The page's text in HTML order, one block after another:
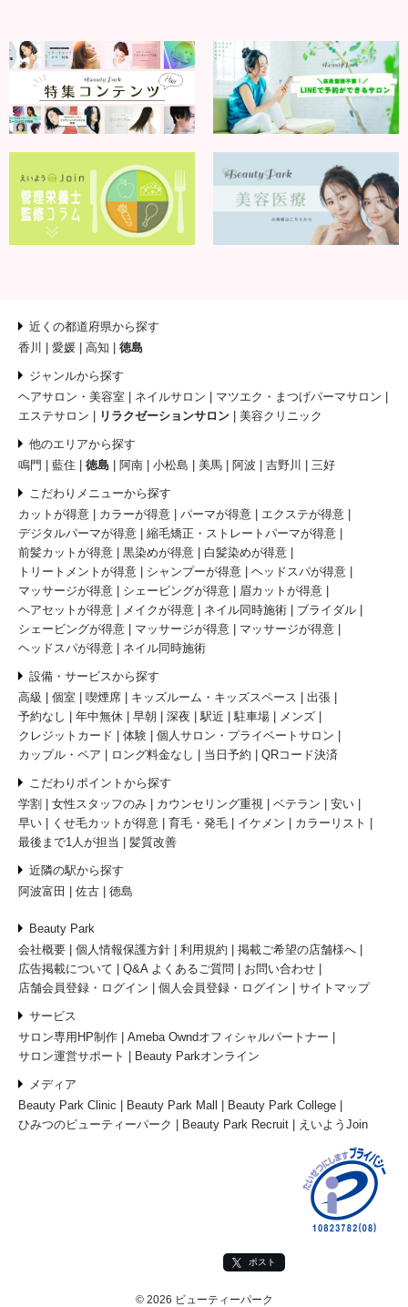
近くの都道府県から探す
香川
愛媛 高知 徳島
ジャンルから探す
ヘアサロン・美容室
ネイルサロン
マツエク・まつげパーマサロン
エステサロン
リラクゼーションサロン 美容クリニック
他のエリアから探す
鳴門
藍住 徳島 阿南 小松島 美馬 阿波 吉野川 三好
こだわりメニューから探す
カットが得意
カラーが得意 パーマが得意
エクステが得意
デジタルパーマが得意
縮毛矯正・ストレートパーマが得意
前髪カットが得意
黒染めが得意
白髪染めが得意
トリートメントが得意
シャンプーが得意
ヘッドスパが得意
マッサージが得意
シェービングが得意
眉カットが得意
ヘアセットが得意
メイクが得意 ネイル同時施術
ブライダル
シェービングが得意
マッサージが得意
マッサージが得意
ヘッドスパが得意
ネイル同時施術
設備・サービスから探す
高級
個室 喫煙席 キッズルーム・キッズスペース
出張
予約なし
年中無休 早朝 深夜 駅近 駐車場
メンズ
クレジットカード
体験
個人サロン・プライベートサロン
カップル・ペア
ロング料金なし 当日予約 QRコード決済
こだわりポイントから探す
学割
女性スタッフのみ カウンセリング重視 ベテラン
安い
早い
くせ毛カットが得意 育毛・発毛 イケメン
カラーリスト
最後まで1人が担当
髪質改善
近隣の駅から探す
阿波富田
佐古 徳島
Beauty Park
会社概要
個人情報保護方針 利用規約
掲載ご希望の店舗様へ
広告掲載について
Q&A よくあるご質問
お問い合わせ
店舗会員登録・ログイン
個人会員登録・ログイン サイトマップ
サービス
サロン専用HP制作
Ameba Owndオフィシャルパートナー
サロン運営サポート
Beauty Parkオンライン
メディア
Beauty Park Clinic
Beauty Park Mall
Beauty Park College
ひみつのビューティーパーク
Beauty Park Recruit えいようJoin
ポスト
© 2026 ビューティーパーク